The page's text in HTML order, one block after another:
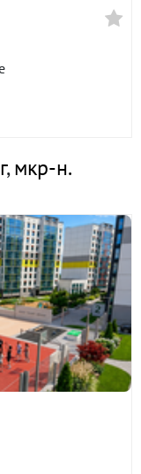
,мкр-н.